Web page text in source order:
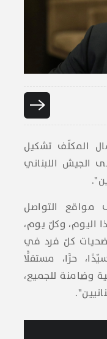
المكلّف تشكيل
الجيش ال​لبنان​ي
مواقع التواصل
اليوم، وكلّ يوم،
كلّ فرد في
حرًّا، مستقلًّا
وضامنة للجميع،